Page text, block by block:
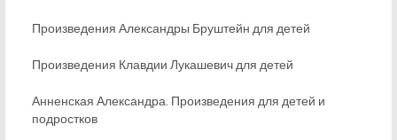
Произведения Александры Бруштейн для детей
Произведения Клавдии Лукашевич для детей
Анненская Александра. Произведения для детей и
подростков